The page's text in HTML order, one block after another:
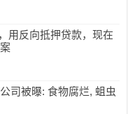
用反向抵押贷款，现在
司被曝: 食物腐烂, 蛆虫